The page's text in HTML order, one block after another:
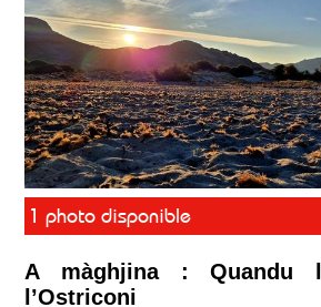
1 photo disponible
A màghjina : Quandu
l’Ostriconi